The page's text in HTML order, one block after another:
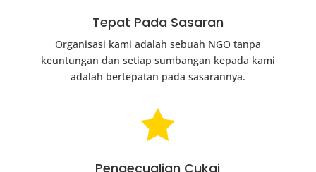
Tepat Pada Sasaran
Organisasi kami adalah sebuah NGO tanpa
keuntungan dan setiap sumbangan kepada kami
adalah bertepatan pada sasarannya.

Pengecualian Cukai